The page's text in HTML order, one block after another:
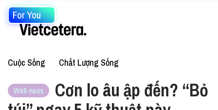
For You
Cuộc Sống Chất Lượng Sống
Well-ness
Cơn lo âu ập đến? “Bỏ